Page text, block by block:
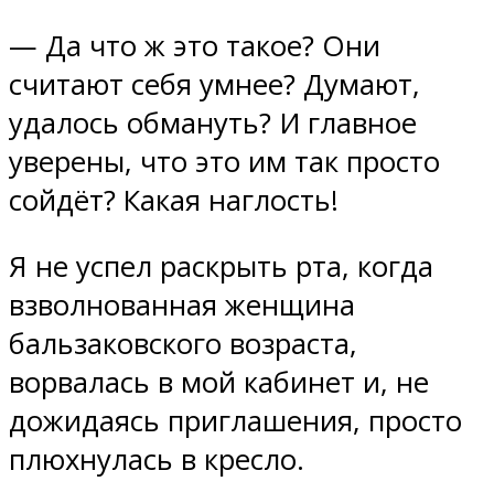
— Да что ж это такое? Они
считают себя умнее? Думают,
удалось обмануть? И главное
уверены, что это им так просто
сойдёт? Какая наглость!
Я не успел раскрыть рта, когда
взволнованная женщина
бальзаковского возраста,
ворвалась в мой кабинет и, не
дожидаясь приглашения, просто
плюхнулась в кресло.